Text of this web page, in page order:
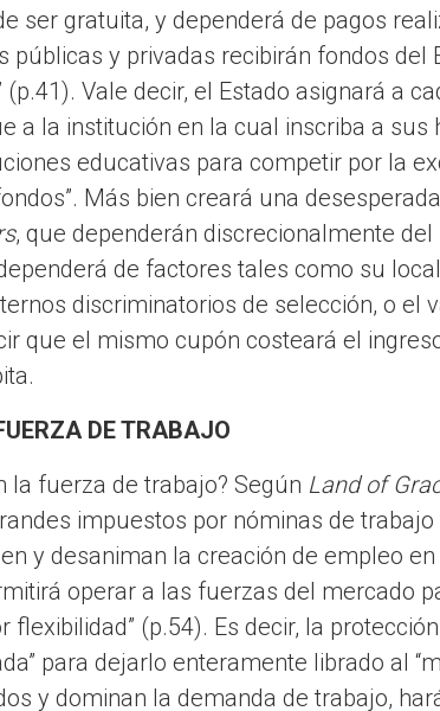
ser gratuita, y dependerá de pagos
públicas y privadas recibirán fondos del
Vale decir, el Estado asignará a
a la institución en la cual inscriba a sus
educativas para competir por la
Más bien creará una
, que dependerán discrecionalmente
de factores tales como su
discriminatorios de selección, o el
que el mismo cupón costeará el
DE TRABAJO
la fuerza de trabajo? Según Land of
impuestos por nóminas de
y desaniman la creación de empleo
operar a las fuerzas del mercado
flexibilidad” (p.54). Es decir, la
para dejarlo enteramente librado al
y dominan la demanda de trabajo,